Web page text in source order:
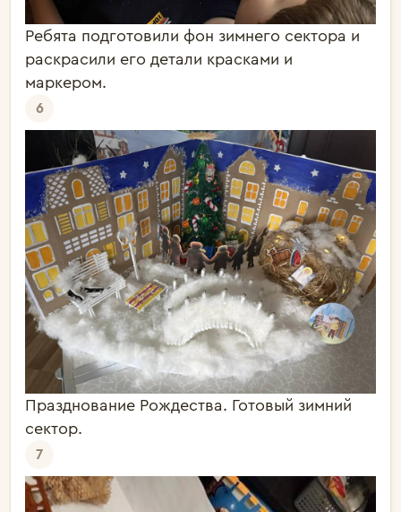
Ребята подготовили фон зимнего сектора и
раскрасили его детали красками и
маркером.
6
Празднование Рождества. Готовый зимний
сектор.
7